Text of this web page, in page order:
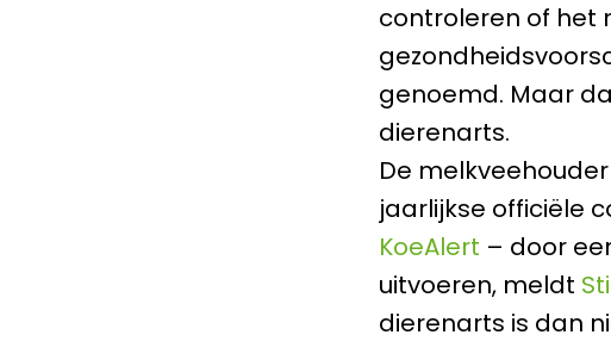
controleren of het
genoemd. Maar
dierenarts.
De
jaarlijkse officiële
KoeAlert – door
uitvoeren, meldt
dierenarts is dan